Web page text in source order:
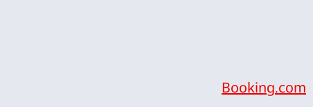
Booking.com